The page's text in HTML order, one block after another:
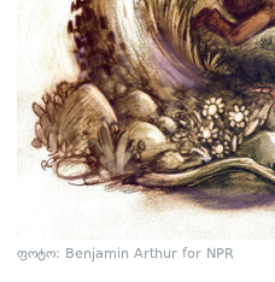
ფოტო: Benjamin Arthur for NPR